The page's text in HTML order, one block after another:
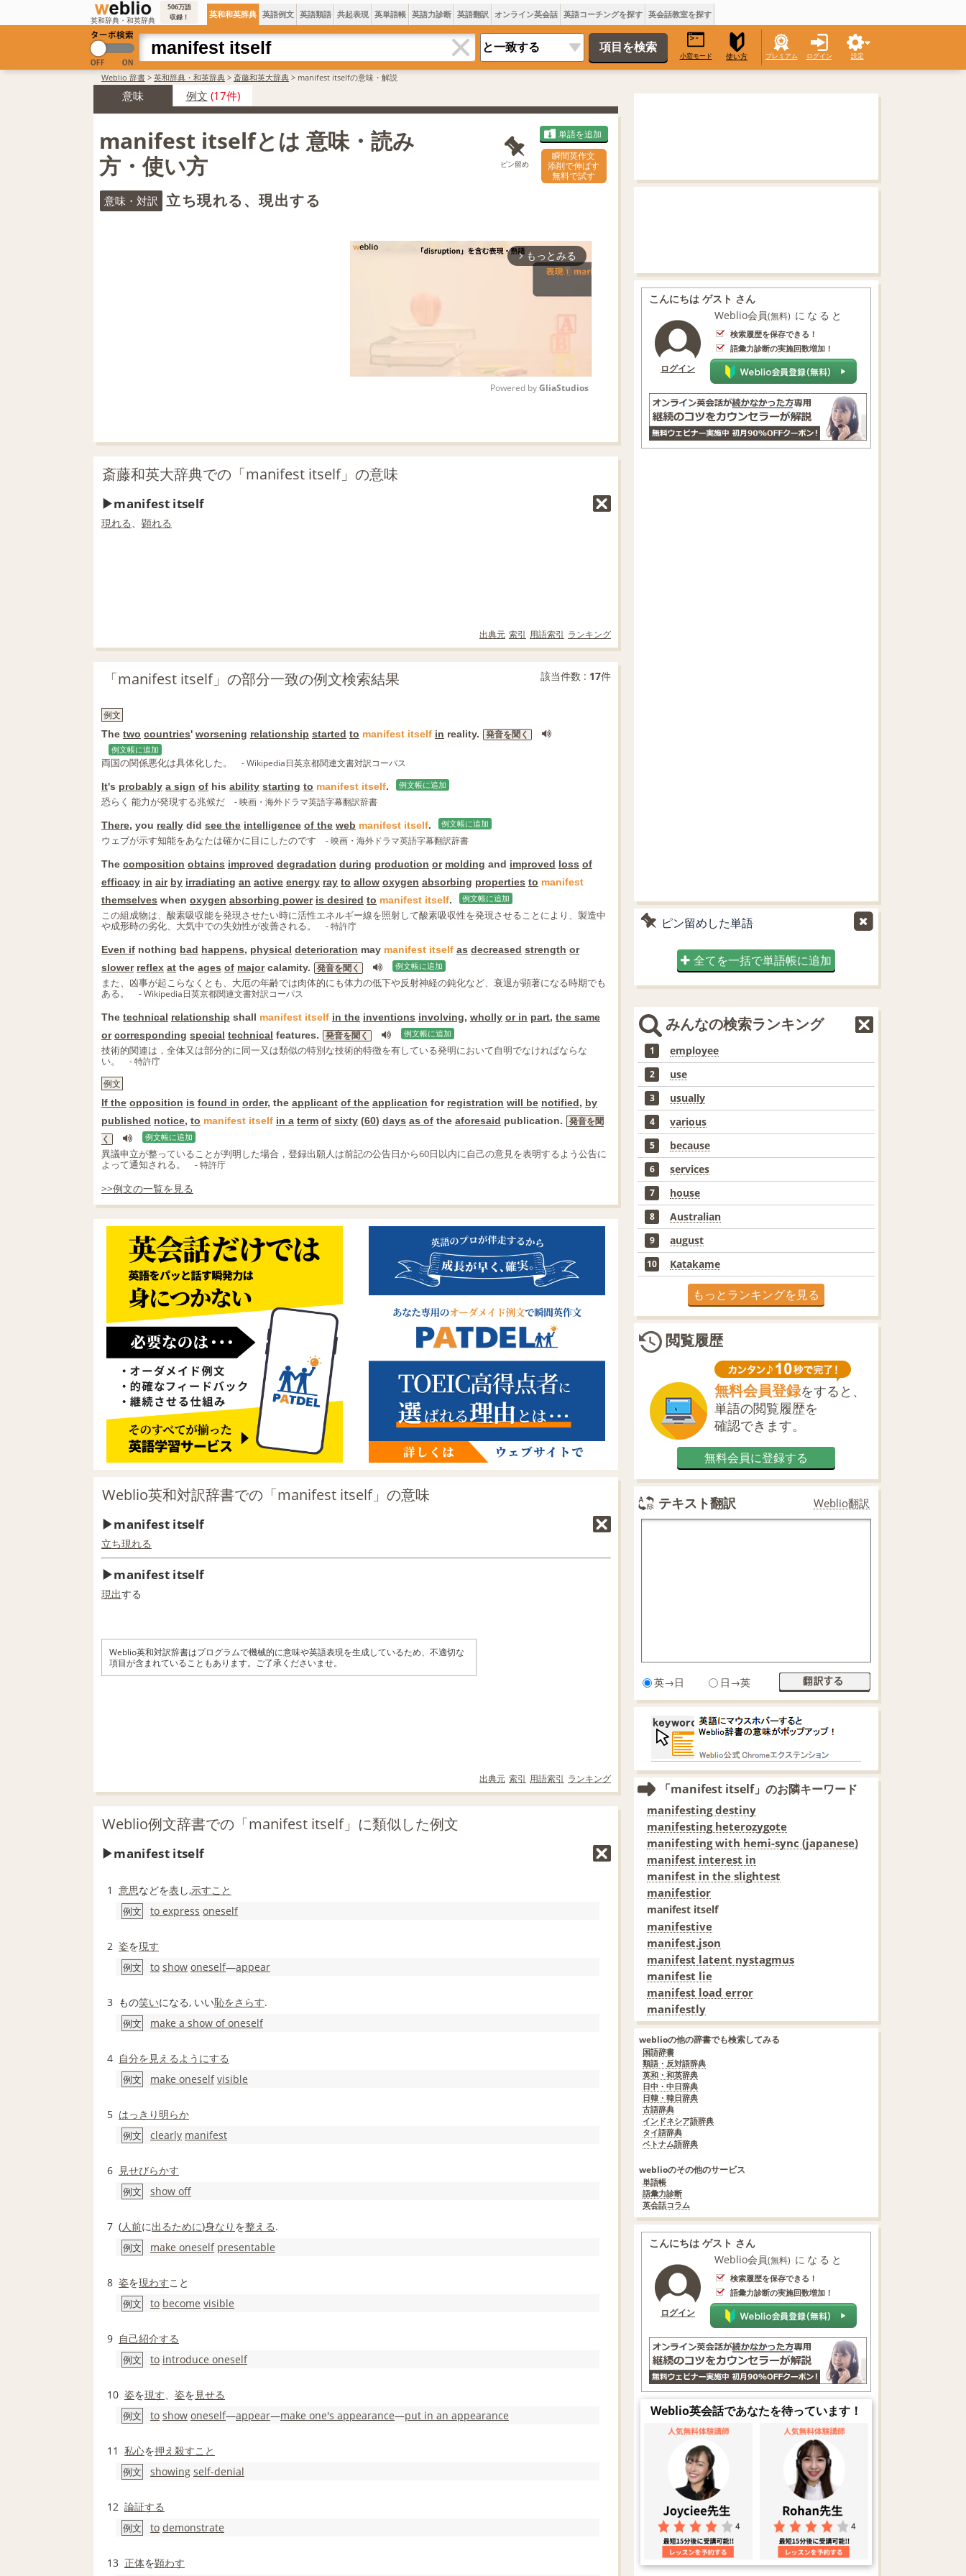
英和辞典・和英辞典
506万語
収録！
英和和英辞典 英語例文 英語類語 共起表現 英単語帳 英語力診断 英語翻訳 オンライン英会話 英語コーチングを探す 英会話教室を探す
小窓モード 使い方 プレミアム ログイン 設定
Weblio 辞書 > 英和辞典・和英辞典 > 斎藤和英大辞典 > manifest itselfの意味・解説
意味 例文 (17件)
manifest itselfとは 意味・読み
方・使い方
ピン留め
単語を追加
瞬間英作文
添削で伸ばす
無料で試す
意味・対訳 立ち現れる、現出する
arrow_forward_ios もっとみる
Powered by GliaStudios
斎藤和英大辞典での「manifest itself」の意味
manifest itself
現れる、 顕れる
出典元 索引 用語索引 ランキング
「manifest itself」の部分一致の例文検索結果 該当件数 : 17件
例文
The two countries' worsening relationship started to manifest itself in reality. 発音を聞く
例文帳に追加
両国の関係悪化は具体化した。 - Wikipedia日英京都関連文書対訳コーパス
It's probably a sign of his ability starting to manifest itself. 例文帳に追加
恐らく 能力が発現する兆候だ - 映画・海外ドラマ英語字幕翻訳辞書
There, you really did see the intelligence of the web manifest itself. 例文帳に追加
ウェブが示す知能をあなたは確かに目にしたのです - 映画・海外ドラマ英語字幕翻訳辞書
The composition obtains improved degradation during production or molding and improved loss of
efficacy in air by irradiating an active energy ray to allow oxygen absorbing properties to manifest
themselves when oxygen absorbing power is desired to manifest itself. 例文帳に追加
この組成物は、酸素吸収能を発現させたい時に活性エネルギー線を照射して酸素吸収性を発現させることにより、製造中
や成形時の劣化、大気中での失効性が改善される。
- 特許庁
Even if nothing bad happens, physical deterioration may manifest itself as decreased strength or
slower reflex at the ages of majorcalamity. 発音を聞く 例文帳に追加
また、凶事が起こらなくとも、大厄の年齢では肉体的にも体力の低下や反射神経の鈍化など、衰退が顕著になる時期でも
ある。
- Wikipedia日英京都関連文書対訳コーパス
The technical relationship shall manifest itself in the inventions involving, wholly or in part, the same
or corresponding special technical features. 発音を聞く 例文帳に追加
技術的関連は，全体又は部分的に同一又は類似の特別な技術的特徴を有している発明において自明でなければならな
い。
- 特許庁
例文
If the opposition is found in order, the applicant of the application for registration will be notified, by
published notice, to manifest itself in a term of sixty (60) days as of the aforesaid publication.
発音を聞
く
例文帳に追加
異議申立が整っていることが判明した場合，登録出願人は前記の公告日から60日以内に自己の意見を表明するよう公告に
よって通知される。
- 特許庁
>>例文の一覧を見る
Weblio英和対訳辞書での「manifest itself」の意味
manifest itself
立ち現れる
manifest itself
現出する
Weblio英和対訳辞書はプログラムで機械的に意味や英語表現を生成しているため、不適切な
項目が含まれていることもあります。ご了承くださいませ。
出典元 索引 用語索引 ランキング
Weblio例文辞書での「manifest itself」に類似した例文
manifest itself
1 意思などを表 し,示すこと
例文 to express oneself
2 姿を現す
例文 to show oneself―appear
3 もの笑いになる, いい恥をさらす.
例文 make a show of oneself
4 自分を 見えるようにする
例文 make oneself visible
5 はっきり 明らか
例文 clearly manifest
6 見せびらかす
例文 show off
7 (人前に出るために)身なり を整える.
例文 make oneself presentable
8 姿を現わすこと
例文 to become visible
9 自己紹介する
例文 to introduce oneself
10 姿を現す、 姿を 見せる
例文 to show oneself―appear―make one's appearance―put in an appearance
11 私心を押え 殺すこと
例文 showing self-denial
12 論証する
例文 to demonstrate
13 正体を顕わす
こんにちは ゲスト さん
ログイン
Weblio会員(無料) になると
検索履歴を保存できる！
語彙力診断の実施回数増加！
ピン留めした単語
全てを一括で単語帳に追加
みんなの検索ランキング
1 employee
2 use
3 usually
4 various
5 because
6 services
7 house
8 Australian
9 august
10 Katakame
もっとランキングを見る
閲覧履歴
無料会員登録をすると、
単語の閲覧履歴を
確認できます。
無料会員に登録する
テキスト翻訳 Weblio翻訳
英→日 日→英
「manifest itself」のお隣キーワード
manifesting destiny
manifesting heterozygote
manifesting with hemi-sync (japanese)
manifest interest in
manifest in the slightest
manifestior
manifest itself
manifestive
manifest.json
manifest latent nystagmus
manifest lie
manifest load error
manifestly
weblioの他の辞書でも検索してみる
国語辞書
類語・反対語辞典
英和・和英辞典
日中・中日辞典
日韓・韓日辞典
古語辞典
インドネシア語辞典
タイ語辞典
ベトナム語辞典
weblioのその他のサービス
単語帳
語彙力診断
英会話コラム
こんにちは ゲスト さん
ログイン
Weblio会員(無料) になると
検索履歴を保存できる！
語彙力診断の実施回数増加！
Weblio英会話であなたを待っています！